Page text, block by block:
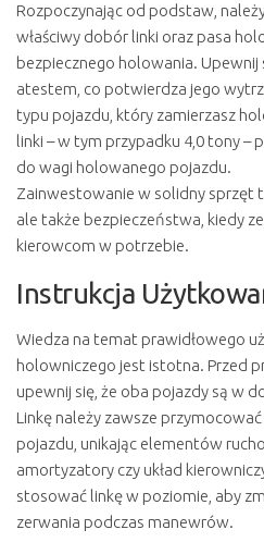
Rozpoczynając od podstaw,
właściwy dobór linki oraz pasa
bezpiecznego holowania. Upewnij
atestem, co potwierdza jego
typu pojazdu, który zamierzasz
linki – w tym przypadku 4,0 tony –
do wagi holowanego pojazdu.
Zainwestowanie w solidny sprzęt
ale także bezpieczeństwa, kiedy
kierowcom w potrzebie.
Instrukcja
Wiedza na temat prawidłowego
holowniczego jest istotna. Przed
upewnij się, że oba pojazdy są w
Linkę należy zawsze
pojazdu, unikając elementów
amortyzatory czy układ
stosować linkę w poziomie, aby
zerwania podczas manewrów.